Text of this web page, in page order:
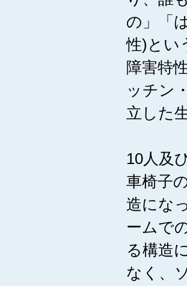
の」「
性)とい
障害特
ッチン
立した
10人及
車椅子
造にな
ームで
る構造
なく、